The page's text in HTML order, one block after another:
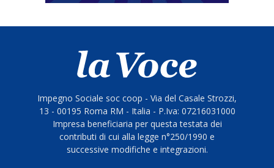
Impegno Sociale soc coop - Via del Casale Strozzi,
13 - 00195 Roma RM - Italia - P.Iva: 07216031000
Impresa beneficiaria per questa testata dei
contributi di cui alla legge n°250/1990 e
successive modifiche e integrazioni.